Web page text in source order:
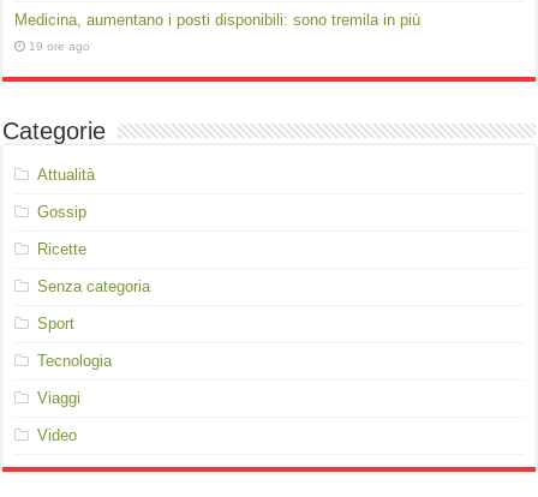
Medicina, aumentano i posti disponibili: sono tremila in più
19 ore ago
Categorie
Attualità
Gossip
Ricette
Senza categoria
Sport
Tecnologia
Viaggi
Video